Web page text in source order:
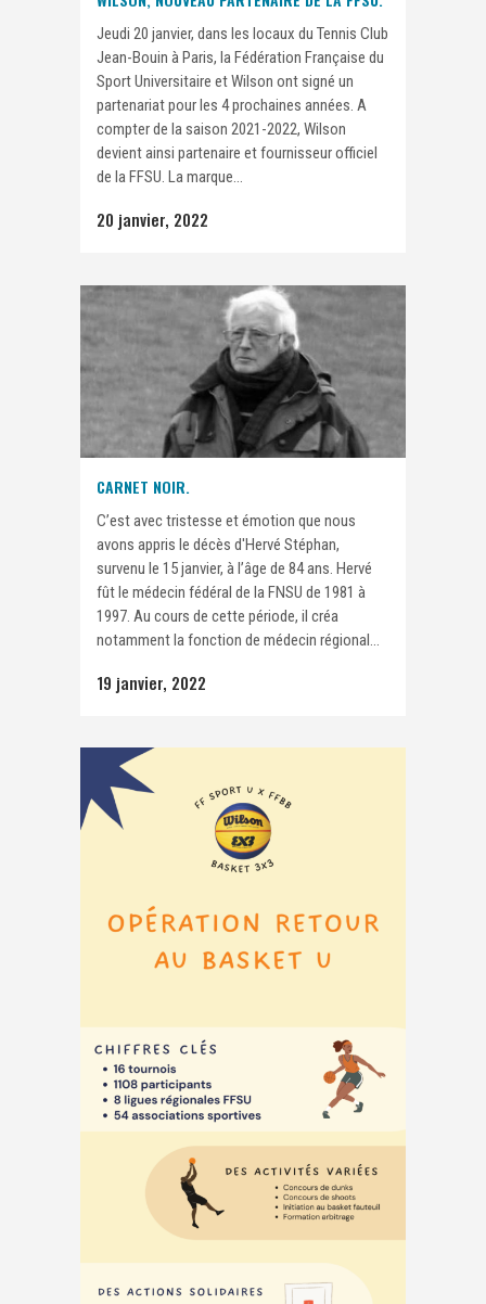
Jeudi 20 janvier, dans les locaux du Tennis Club
Jean-Bouin à Paris, la Fédération Française du
Sport Universitaire et Wilson ont signé un
partenariat pour les 4 prochaines années. A
compter de la saison 2021-2022, Wilson
devient ainsi partenaire et fournisseur officiel
de la FFSU. La marque...
20 janvier, 2022
CARNET NOIR.
C’est avec tristesse et émotion que nous
avons appris le décès d'Hervé Stéphan,
survenu le 15 janvier, à l’âge de 84 ans. Hervé
fût le médecin fédéral de la FNSU de 1981 à
1997. Au cours de cette période, il créa
notamment la fonction de médecin régional...
19 janvier, 2022